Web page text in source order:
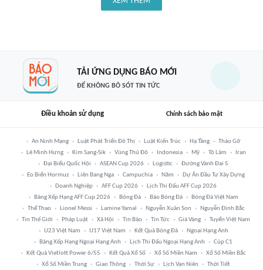
TẢI ỨNG DỤNG BÁO MỚI
ĐỂ KHÔNG BỎ SÓT TIN TỨC
Điều khoản sử dụng Chính sách bảo mật
An Ninh Mạng Luật Phát Triển Đô Thị Luật Kiến Trúc Hạ Tầng
Tháo Gỡ
Lê Minh Hưng
Kim Sang-Sik Vùng Thủ Đô Indonesia Mỹ Tô Lâm
Iran
Đại Biểu Quốc Hội
ASEAN Cup 2026 Logistic
Đường Vành Đai 5
Eo Biển Hormuz
Liên Bang Nga Campuchia Năm
Dự Án Đầu Tư Xây Dựng
Doanh Nghiệp
AFF Cup 2026
Lịch Thi Đấu AFF Cup 2026
Bảng Xếp Hạng AFF Cup 2026
Bóng Đá Báo Bóng Đá
Bóng Đá Việt Nam
Thể Thao
Lionel Messi Lamine Yamal Nguyễn Xuân Son
Nguyễn Đình Bắc
Tin Thế Giới
Pháp Luật Xã Hội Tin Bão Tin Tức Giá Vàng
Tuyển Việt Nam
U23 Việt Nam
U17 Việt Nam Kết Quả Bóng Đá
Ngoại Hạng Anh
Bảng Xếp Hạng Ngoại Hạng Anh
Lịch Thi Đấu Ngoại Hạng Anh
Cúp C1
Kết Quả Vietlott Power 6/55
Kết Quả Xổ Số Xổ Số Miền Nam
Xổ Số Miền Bắc
Xổ Số Miền Trung
Giao Thông Thời Sự Lịch Vạn Niên Thời Tiết